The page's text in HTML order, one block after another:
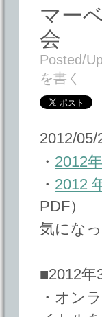
マー
会
Posted/
を書く
2012/05/
・ 2012
・ 2012
PDF）
気にな
■2012
・オン